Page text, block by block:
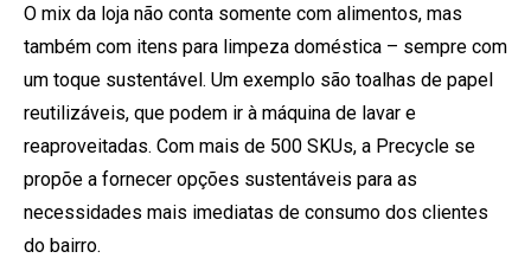
O mix da loja não conta somente com alimentos, mas
também com itens para limpeza doméstica – sempre com
um toque sustentável. Um exemplo são toalhas de papel
reutilizáveis, que podem ir à máquina de lavar e
reaproveitadas. Com mais de 500 SKUs, a Precycle se
propõe a fornecer opções sustentáveis para as
necessidades mais imediatas de consumo dos clientes
do bairro.